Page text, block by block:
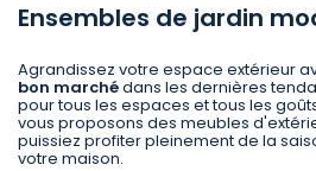
Ensembles de jardin
Agrandissez votre espace extérieur
bon marchédans les dernières
pour tous les espaces et tous les
vous proposons des meubles
puissiez profiter pleinement de la
votre maison.